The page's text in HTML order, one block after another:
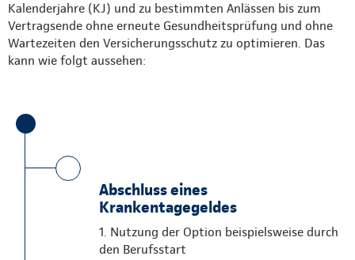
Kalenderjahre (KJ) und zu bestimmten Anlässen bis zum
Vertragsende ohne erneute Gesundheitsprüfung und ohne
Wartezeiten den Versicherungsschutz zu optimieren. Das
kann wie folgt aussehen:
Abschluss eines
Krankentagegeldes
1. Nutzung der Option beispielsweise durch
den Berufsstart